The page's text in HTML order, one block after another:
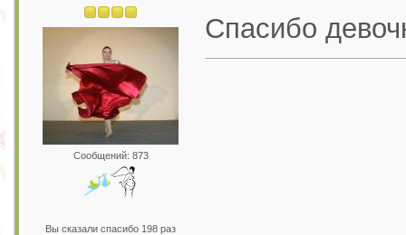
Сообщений: 873
Вы сказали спасибо 198 раз
Спасибо